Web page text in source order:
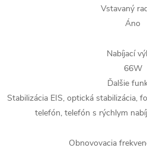
Vstavaný
Áno
Nabíjací
66W
Ďalšie
Stabilizácia EIS, optická stabilizácia,
telefón, telefón s rýchlym
Obnovovacia